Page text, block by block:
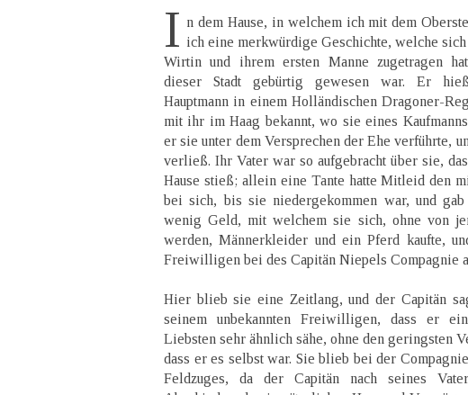
I n dem Hause, in welchem ich mit dem
ich eine merkwürdige Geschichte, welche
Wirtin und ihrem ersten Manne zugetragen
dieser Stadt gebürtig gewesen war. Er
Hauptmann in einem Holländischen Dragoner-
mit ihr im Haag bekannt, wo sie eines
er sie unter dem Versprechen der Ehe verführte,
verließ. Ihr Vater war so aufgebracht über sie,
Hause stieß; allein eine Tante hatte Mitleid den
bei sich, bis sie niedergekommen war, und
wenig Geld, mit welchem sie sich, ohne von
werden, Männerkleider und ein Pferd kaufte,
Freiwilligen bei des Capitän Niepels Compagnie
Hier blieb sie eine Zeitlang, und der Capitän
seinem unbekannten Freiwilligen, dass er
Liebsten sehr ähnlich sähe, ohne den geringsten
dass er es selbst war. Sie blieb bei der
Feldzuges, da der Capitän nach seines